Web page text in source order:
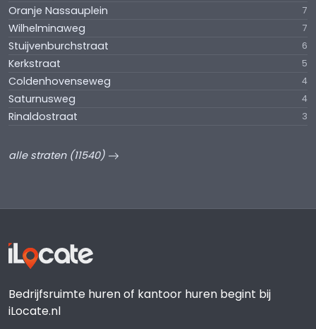
Oranje Nassauplein 7
Wilhelminaweg 7
Stuijvenburchstraat 6
Kerkstraat 5
Coldenhovenseweg 4
Saturnusweg 4
Rinaldostraat 3
alle straten (11540)
Bedrijfsruimte huren of kantoor huren begint bij
iLocate.nl